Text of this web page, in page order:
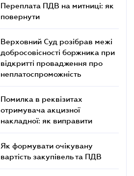
Переплата ПДВ на митниці: як
повернути
Верховний Суд розібрав межі
добросовісності боржника при
відкритті провадження про
неплатоспроможність
Помилка в реквізитах
отримувача акцизної
накладної: як виправити
Як формувати очікувану
вартість закупівель та ПДВ